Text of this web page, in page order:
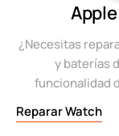
¿Necesitas
y baterías
funcionalidad
Reparar Watch